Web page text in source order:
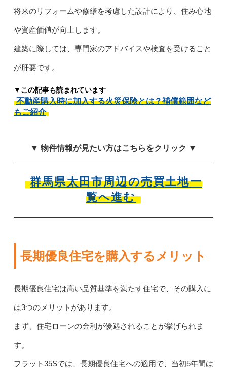
将来のリフォームや修繕を考慮した設計により、住み心地
や資産価値が向上します。
建築に際しては、専門家のアドバイスや検査を受けること
が肝要です。
▼この記事も読まれています
不動産購入時に加入する火災保険とは？補償範囲など
もご紹介
▼ 物件情報が見たい方はこちらをクリック ▼
群馬県太田市周辺の売買土地一
覧へ進む
長期優良住宅を購入するメリット
長期優良住宅は高い品質基準を満たす住宅で、その購入に
は3つのメリットがあります。
まず、住宅ローンの金利が優遇されることが挙げられま
す。
フラット35Sでは、長期優良住宅への適用で、当初5年間は